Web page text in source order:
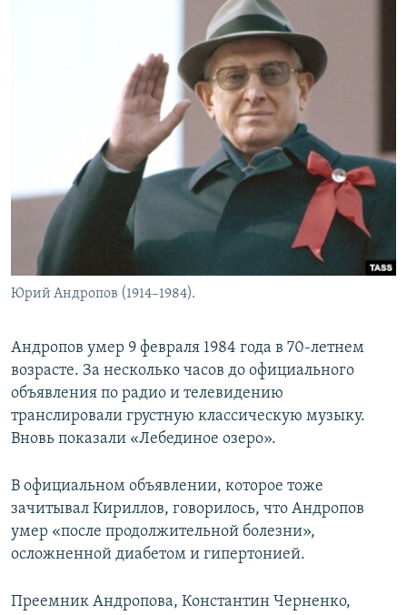
Юрий Андропов (1914–1984).
Андропов умер 9 февраля 1984 года в 70-летнем
возрасте. За несколько часов до официального
объявления по радио и телевидению
транслировали грустную классическую музыку.
Вновь показали «Лебединое озеро».
В официальном объявлении, которое тоже
зачитывал Кириллов, говорилось, что Андропов
умер «после продолжительной болезни»,
осложненной диабетом и гипертонией.
Преемник Андропова, Константин Черненко,